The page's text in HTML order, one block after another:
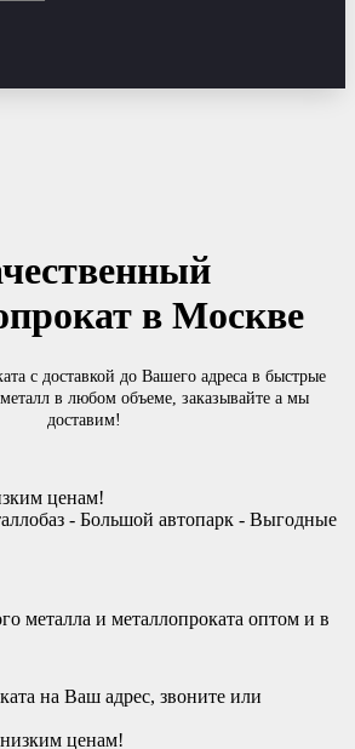
в Москве
с доставкой до Вашего адреса в быстрые
в любом объеме, заказывайте а мы
доставим!
ценам!
- Большой автопарк - Выгодные
металла и металлопроката оптом и в
на Ваш адрес, звоните или